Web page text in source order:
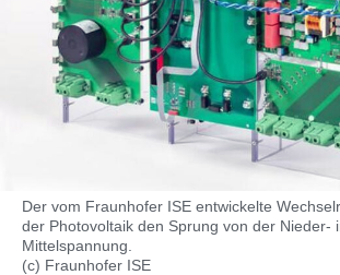
Der vom Fraunhofer ISE entwickelte
der Photovoltaik den Sprung von der Nieder-
Mittelspannung.
(c) Fraunhofer ISE